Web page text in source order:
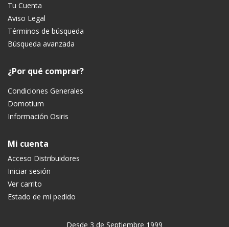
Tu Cuenta
Aviso Legal
Términos de búsqueda
Búsqueda avanzada
¿Por qué comprar?
Condiciones Generales
Domotium
Información Osiris
Mi cuenta
Acceso Distribuidores
Iniciar sesión
Ver carrito
Estado de mi pedido
Desde 3 de Septiembre 1999